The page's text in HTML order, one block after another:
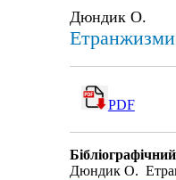
Дюндик О.
Етранжизми
PDF
Дюндик О.